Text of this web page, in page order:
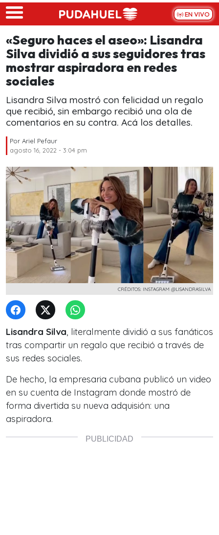
Skip to main content
EN VIVO
«Seguro haces el aseo»: Lisandra
Silva dividió a sus seguidores tras
mostrar aspiradora en redes
sociales
Lisandra Silva mostró con felicidad un regalo
que recibió, sin embargo recibió una ola de
comentarios en su contra. Acá los detalles.
Por Ariel Pefaur
agosto 16, 2022 - 3:04 pm
CRÉDITOS: INSTAGRAM @LISANDRASILVA
Lisandra Silva, literalmente dividió a sus fanáticos
tras compartir un regalo que recibió a través de
sus redes sociales.
De hecho, la empresaria cubana publicó un video
en su cuenta de Instagram donde mostró de
forma divertida su nueva adquisión: una
aspiradora.